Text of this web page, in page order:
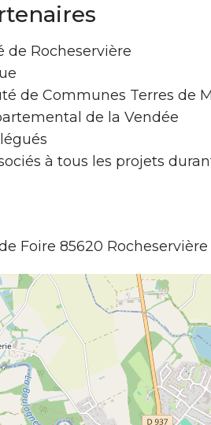
de Rocheservière
de Communes Terres de
de la Vendée
à tous les projets
Foire 85620 Rocheservière